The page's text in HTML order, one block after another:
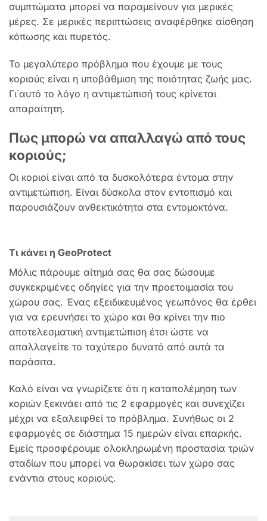
συμπτώματα μπορεί να παραμείνουν για μερικές
μέρες. Σε μερικές περιπτώσεις αναφέρθηκε αίσθηση
κόπωσης και πυρετός.
Το μεγαλύτερο πρόβλημα που έχουμε με τους
κοριούς είναι η υποβάθμιση της ποιότητας ζωής μας.
Γι΄αυτό το λόγο η αντιμετώπισή τους κρίνεται
απαραίτητη.
Πως μπορώ να απαλλαγώ από τους
κοριούς;
Οι κοριοί είναι από τα δυσκολότερα έντομα στην
αντιμετώπιση. Είναι δύσκολα στον εντοπισμό και
παρουσιάζουν ανθεκτικότητα στα εντομοκτόνα.
Τι κάνει η GeoProtect
Μόλις πάρουμε αίτημά σας θα σας δώσουμε
συγκεκριμένες οδηγίες για την προετοιμασία του
χώρου σας. Ένας εξειδικευμένος γεωπόνος θα έρθει
για να ερευνήσει το χώρο και θα κρίνει την πιο
αποτελεσματική αντιμετώπιση έτσι ώστε να
απαλλαγείτε το ταχύτερο δυνατό από αυτά τα
παράσιτα.
Καλό είναι να γνωρίζετε ότι η καταπολέμηση των
κοριών ξεκινάει από τις 2 εφαρμογές και συνεχίζει
μέχρι να εξαλειφθεί το πρόβλημα. Συνήθως οι 2
εφαρμογές σε διάστημα 15 ημερών είναι επαρκής.
Εμείς προσφέρουμε ολοκληρωμένη προστασία τριών
σταδίων που μπορεί να θωρακίσει των χώρο σας
ενάντια στους κοριούς.